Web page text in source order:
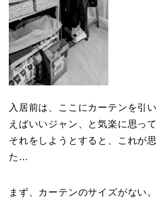
入居前は、ここにカーテンを引
えばいいジャン、と気楽に思っ
それをしようとすると、これが
た…
まず、カーテンのサイズがない。